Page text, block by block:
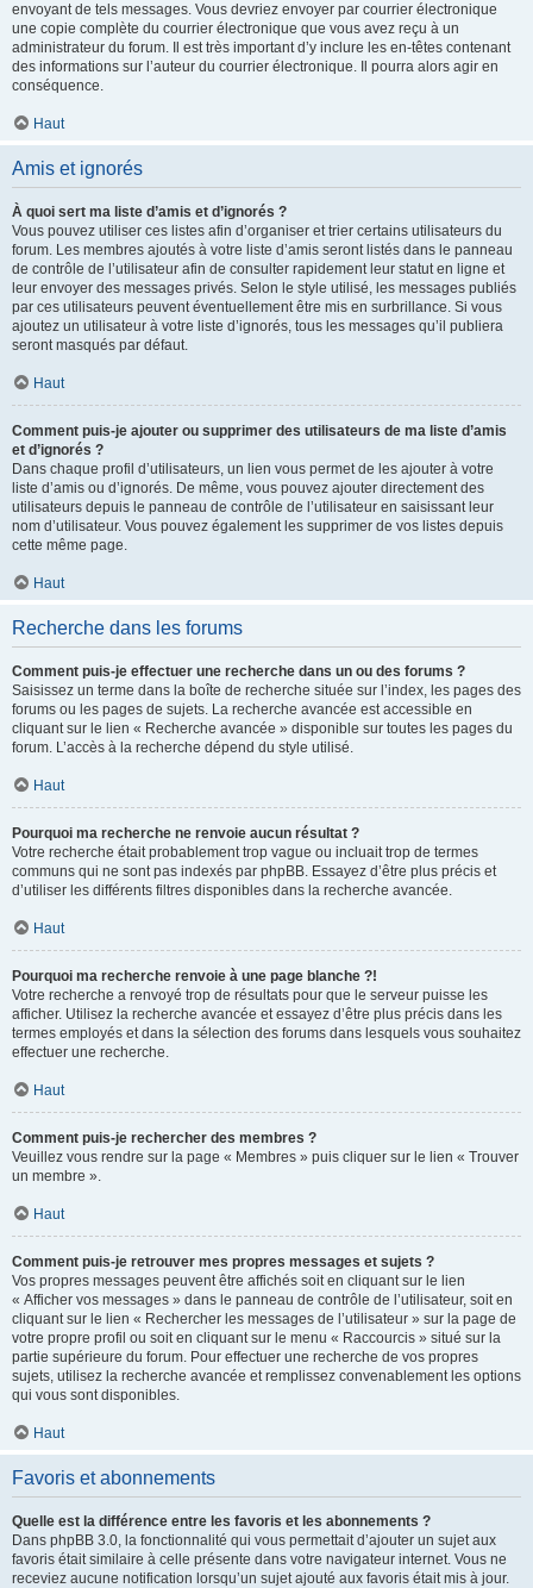
envoyant de tels messages. Vous devriez envoyer par courrier électronique
une copie complète du courrier électronique que vous avez reçu à un
administrateur du forum. Il est très important d’y inclure les en-têtes contenant
des informations sur l’auteur du courrier électronique. Il pourra alors agir en
conséquence.
Haut
Amis et ignorés
À quoi sert ma liste d’amis et d’ignorés ?
Vous pouvez utiliser ces listes afin d’organiser et trier certains utilisateurs du
forum. Les membres ajoutés à votre liste d’amis seront listés dans le panneau
de contrôle de l’utilisateur afin de consulter rapidement leur statut en ligne et
leur envoyer des messages privés. Selon le style utilisé, les messages publiés
par ces utilisateurs peuvent éventuellement être mis en surbrillance. Si vous
ajoutez un utilisateur à votre liste d’ignorés, tous les messages qu’il publiera
seront masqués par défaut.
Haut
Comment puis-je ajouter ou supprimer des utilisateurs de ma liste d’amis
et d’ignorés ?
Dans chaque profil d’utilisateurs, un lien vous permet de les ajouter à votre
liste d’amis ou d’ignorés. De même, vous pouvez ajouter directement des
utilisateurs depuis le panneau de contrôle de l’utilisateur en saisissant leur
nom d’utilisateur. Vous pouvez également les supprimer de vos listes depuis
cette même page.
Haut
Recherche dans les forums
Comment puis-je effectuer une recherche dans un ou des forums ?
Saisissez un terme dans la boîte de recherche située sur l’index, les pages des
forums ou les pages de sujets. La recherche avancée est accessible en
cliquant sur le lien « Recherche avancée » disponible sur toutes les pages du
forum. L’accès à la recherche dépend du style utilisé.
Haut
Pourquoi ma recherche ne renvoie aucun résultat ?
Votre recherche était probablement trop vague ou incluait trop de termes
communs qui ne sont pas indexés par phpBB. Essayez d’être plus précis et
d’utiliser les différents filtres disponibles dans la recherche avancée.
Haut
Pourquoi ma recherche renvoie à une page blanche ?!
Votre recherche a renvoyé trop de résultats pour que le serveur puisse les
afficher. Utilisez la recherche avancée et essayez d’être plus précis dans les
termes employés et dans la sélection des forums dans lesquels vous souhaitez
effectuer une recherche.
Haut
Comment puis-je rechercher des membres ?
Veuillez vous rendre sur la page « Membres » puis cliquer sur le lien « Trouver
un membre ».
Haut
Comment puis-je retrouver mes propres messages et sujets ?
Vos propres messages peuvent être affichés soit en cliquant sur le lien
« Afficher vos messages » dans le panneau de contrôle de l’utilisateur, soit en
cliquant sur le lien « Rechercher les messages de l’utilisateur » sur la page de
votre propre profil ou soit en cliquant sur le menu « Raccourcis » situé sur la
partie supérieure du forum. Pour effectuer une recherche de vos propres
sujets, utilisez la recherche avancée et remplissez convenablement les options
qui vous sont disponibles.
Haut
Favoris et abonnements
Quelle est la différence entre les favoris et les abonnements ?
Dans phpBB 3.0, la fonctionnalité qui vous permettait d’ajouter un sujet aux
favoris était similaire à celle présente dans votre navigateur internet. Vous ne
receviez aucune notification lorsqu’un sujet ajouté aux favoris était mis à jour.